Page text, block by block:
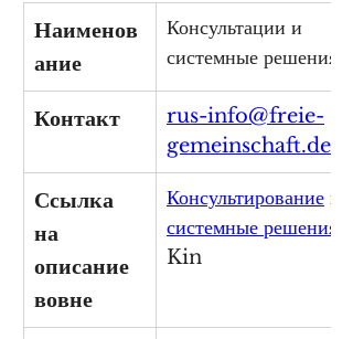
Наименов
ание
Консультации и
системные решения
Контакт
rus-info@freie-
gemeinschaft.de
Ссылка
на
описание
вовне
Консультирование и
системные решения
Kin